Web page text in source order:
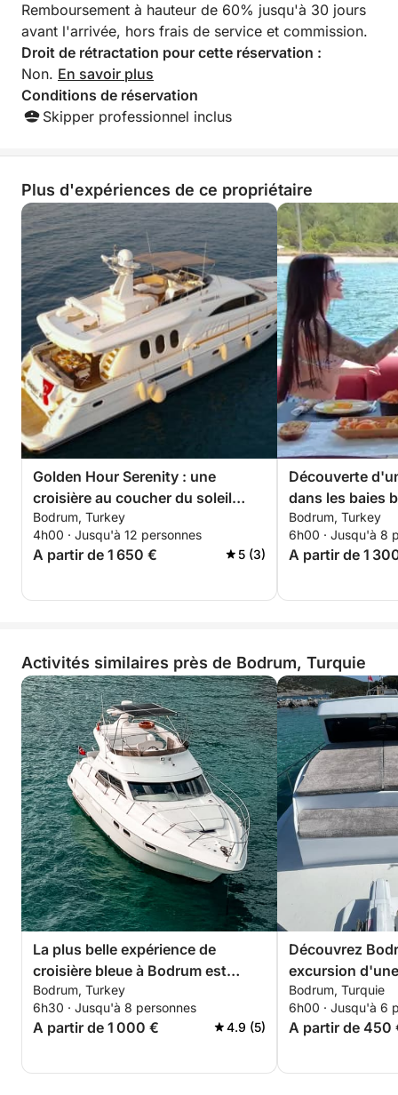
Remboursement à hauteur de 60% jusqu'à 30 jours
avant l'arrivée, hors frais de service et commission.
Droit de rétractation pour cette réservation :
Non. En savoir plus
Conditions de réservation
Skipper professionnel inclus
Plus d'expériences de ce propriétaire
Golden Hour Serenity : une
croisière au coucher du soleil
inoubliable
Bodrum, Turkey
4h00 · Jusqu'à 12 personnes
A partir de 1 650 € 5 (3)
Découverte
dans les baies
navigation en
élégant croiseur
Bodrum, Turkey
6h00 · Jusqu'à 8
A partir de 1
Activités similaires près de Bodrum, Turquie
La plus belle expérience de
croisière bleue à Bodrum est
proposée par k.y.g.
Bodrum, Turkey
6h30 · Jusqu'à 8 personnes
A partir de 1 000 € 4.9 (5)
Découvrez
excursion
bateau à
Bodrum, Turquie
6h00 · Jusqu'à 6
A partir de 450